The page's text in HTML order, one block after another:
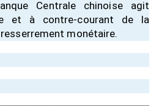
Centrale chinoise agit
et à contre-courant de la
monétaire.